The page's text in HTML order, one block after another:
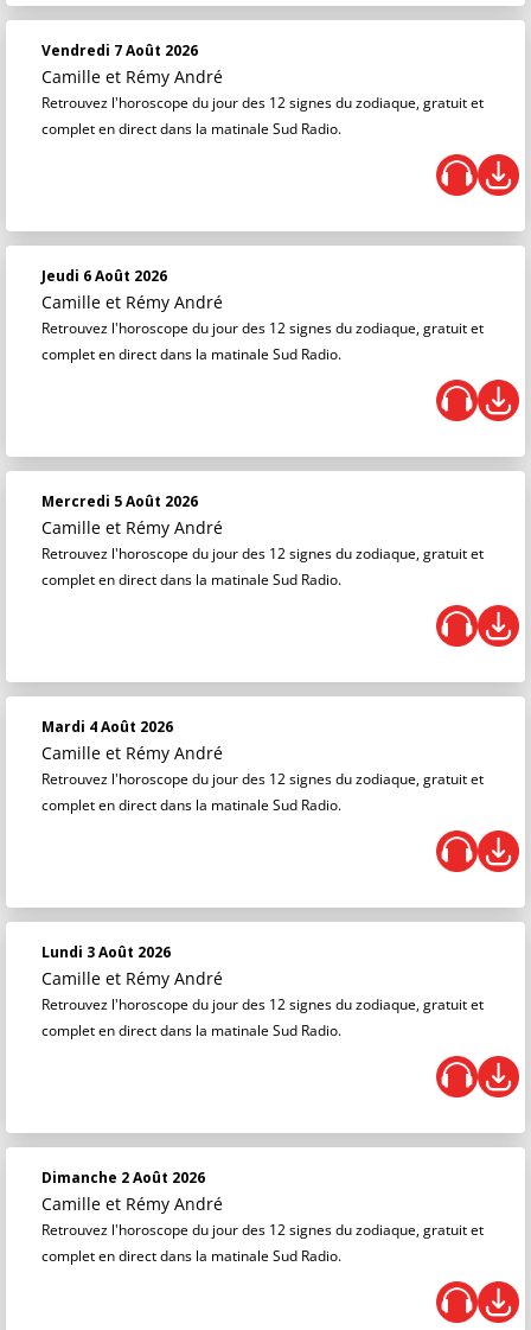
Vendredi 7 Août 2026
Camille et Rémy André
Retrouvez l'horoscope du jour des 12 signes du zodiaque, gratuit et
complet en direct dans la matinale Sud Radio.
Jeudi 6 Août 2026
Camille et Rémy André
Retrouvez l'horoscope du jour des 12 signes du zodiaque, gratuit et
complet en direct dans la matinale Sud Radio.
Mercredi 5 Août 2026
Camille et Rémy André
Retrouvez l'horoscope du jour des 12 signes du zodiaque, gratuit et
complet en direct dans la matinale Sud Radio.
Mardi 4 Août 2026
Camille et Rémy André
Retrouvez l'horoscope du jour des 12 signes du zodiaque, gratuit et
complet en direct dans la matinale Sud Radio.
Lundi 3 Août 2026
Camille et Rémy André
Retrouvez l'horoscope du jour des 12 signes du zodiaque, gratuit et
complet en direct dans la matinale Sud Radio.
Dimanche 2 Août 2026
Camille et Rémy André
Retrouvez l'horoscope du jour des 12 signes du zodiaque, gratuit et
complet en direct dans la matinale Sud Radio.